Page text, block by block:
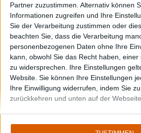
Partner zuzustimmen. Alternativ können
Informationen zugreifen und Ihre
Sie der Verarbeitung zustimmen oder
beachten Sie, dass die Verarbeitung
personenbezogenen Daten ohne Ihre
kann, obwohl Sie das Recht haben, einer
zu widersprechen. Ihre Einstellungen
Website. Sie können Ihre Einstellungen
Ihre Einwilligung widerrufen, indem Sie
zurückkehren und unten auf der